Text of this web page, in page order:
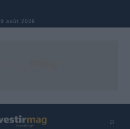
9 août 2026
⌕